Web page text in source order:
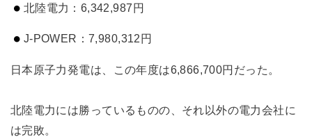
北陸電力：6,342,987円
J-POWER：7,980,312円
日本原子力発電は、この年度は6,866,700円だった。
北陸電力には勝っているものの、それ以外の電力会社に
は完敗。